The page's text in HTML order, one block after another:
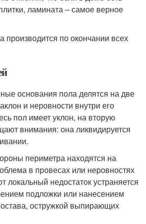
ламината – самое верное
по окончании всех
основания пола делятся на две
и неровности внутри его
пол имеет уклон, на вторую
внимания: она ликвидируется
периметра находятся на
в провесах или неровностях
локальный недостаток устраняется
подложки или нанесением
остружкой выпирающих